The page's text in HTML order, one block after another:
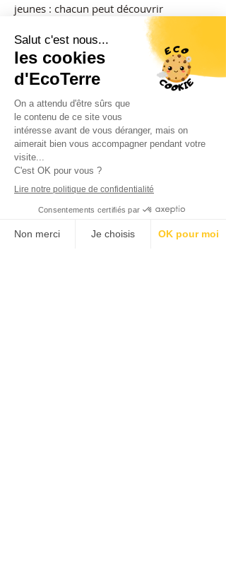
jeunes : chacun peut découvrir
comment préserver l’eau au quotidien,
de la salle de bain au jardin, en passant
par l’assiette. Parce que mieux
comprendre, c’est déjà commencer à
agir.
« L’eau est la force motrice de toute
Agirensemble , ici et maintenant
Préserver l’eau, c’est prendre soin de ce